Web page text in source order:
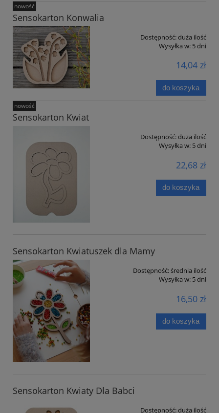
Sensokarton Konwalia
Dostępność:duża ilość
Wysyłka w: 5 dni
14,04 zł
do koszyka
nowość
Sensokarton Kwiat
Dostępność:duża ilość
Wysyłka w: 5 dni
22,68 zł
do koszyka
nowość
Sensokarton Kwiatuszek dla Mamy
Dostępność:średnia ilość
Wysyłka w: 5 dni
16,50 zł
do koszyka
Sensokarton Kwiaty Dla Babci
Dostępność:duża ilość